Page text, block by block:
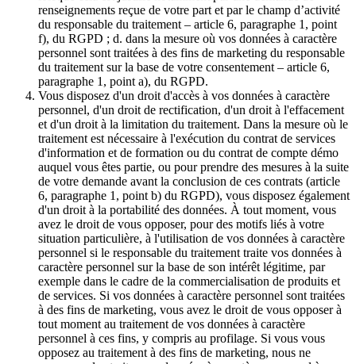
renseignements reçue de votre part et par le champ d’activité
du responsable du traitement – article 6, paragraphe 1, point
f), du RGPD ; d. dans la mesure où vos données à caractère
personnel sont traitées à des fins de marketing du responsable
du traitement sur la base de votre consentement – article 6,
paragraphe 1, point a), du RGPD.
Vous disposez d'un droit d'accès à vos données à caractère
personnel, d'un droit de rectification, d'un droit à l'effacement
et d'un droit à la limitation du traitement. Dans la mesure où le
traitement est nécessaire à l'exécution du contrat de services
d'information et de formation ou du contrat de compte démo
auquel vous êtes partie, ou pour prendre des mesures à la suite
de votre demande avant la conclusion de ces contrats (article
6, paragraphe 1, point b) du RGPD), vous disposez également
d'un droit à la portabilité des données. À tout moment, vous
avez le droit de vous opposer, pour des motifs liés à votre
situation particulière, à l'utilisation de vos données à caractère
personnel si le responsable du traitement traite vos données à
caractère personnel sur la base de son intérêt légitime, par
exemple dans le cadre de la commercialisation de produits et
de services. Si vos données à caractère personnel sont traitées
à des fins de marketing, vous avez le droit de vous opposer à
tout moment au traitement de vos données à caractère
personnel à ces fins, y compris au profilage. Si vous vous
opposez au traitement à des fins de marketing, nous ne